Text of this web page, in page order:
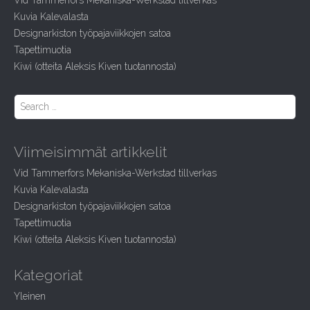
f
o
r
:
Kuvia Kalevalasta
Designarkiston työpajaviikkojen satoa
Tapettimuotia
Kiwi (otteita Aleksis Kiven tuotannosta)
S
c
f
o
r
:
Viimeisimmät artikkelit
Vid Tammerfors Mekaniska-Werkstad tillverkas
Kuvia Kalevalasta
Designarkiston työpajaviikkojen satoa
Tapettimuotia
Kiwi (otteita Aleksis Kiven tuotannosta)
Kategoriat
Yleinen